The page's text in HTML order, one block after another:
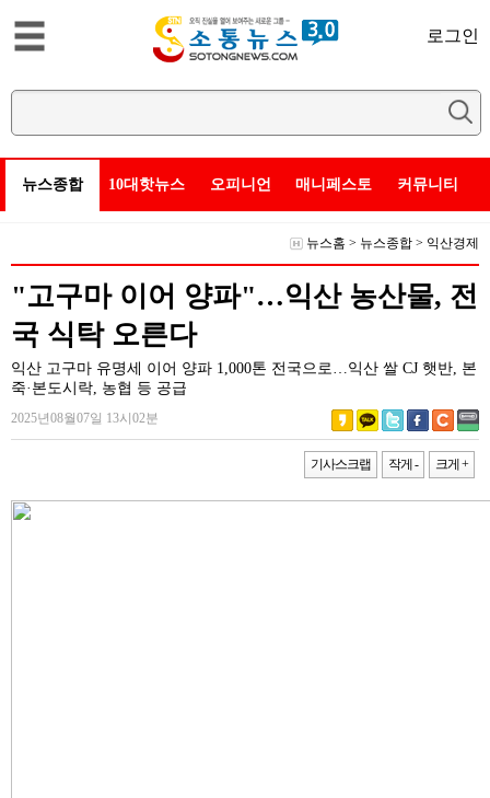
로그인
뉴스종합 10대핫뉴스 오피니언 매니페스토 커뮤니티
뉴스홈 > 뉴스종합 > 익산경제
"고구마 이어 양파"…익산 농산물, 전
국 식탁 오른다
익산 고구마 유명세 이어 양파 1,000톤 전국으로…익산 쌀 CJ 햇반, 본
죽·본도시락, 농협 등 공급
2025년08월07일 13시02분
기사스크랩 작게 - 크게 +